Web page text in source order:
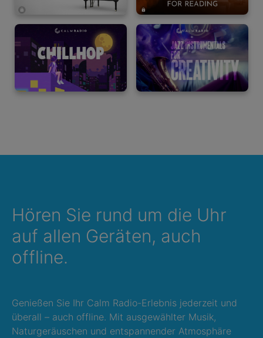
Hören Sie rund um die Uhr
auf allen Geräten, auch
offline.
Genießen Sie Ihr Calm Radio-Erlebnis jederzeit und
überall – auch offline. Mit ausgewählter Musik,
Naturgeräuschen und entspannender Atmosphäre